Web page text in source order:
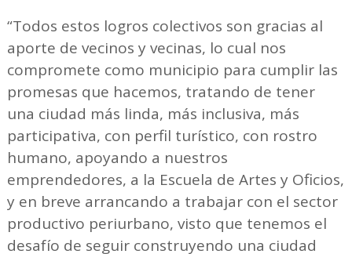
“Todos estos logros colectivos son gracias al
aporte de vecinos y vecinas, lo cual nos
compromete como municipio para cumplir las
promesas que hacemos, tratando de tener
una ciudad más linda, más inclusiva, más
participativa, con perfil turístico, con rostro
humano, apoyando a nuestros
emprendedores, a la Escuela de Artes y Oficios,
y en breve arrancando a trabajar con el sector
productivo periurbano, visto que tenemos el
desafío de seguir construyendo una ciudad